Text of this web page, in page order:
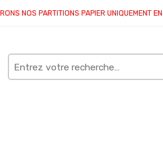
NOS PARTITIONS PAPIER UNIQUEMENT
Search
here